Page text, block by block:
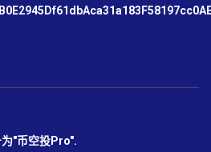
"币空投Pro".